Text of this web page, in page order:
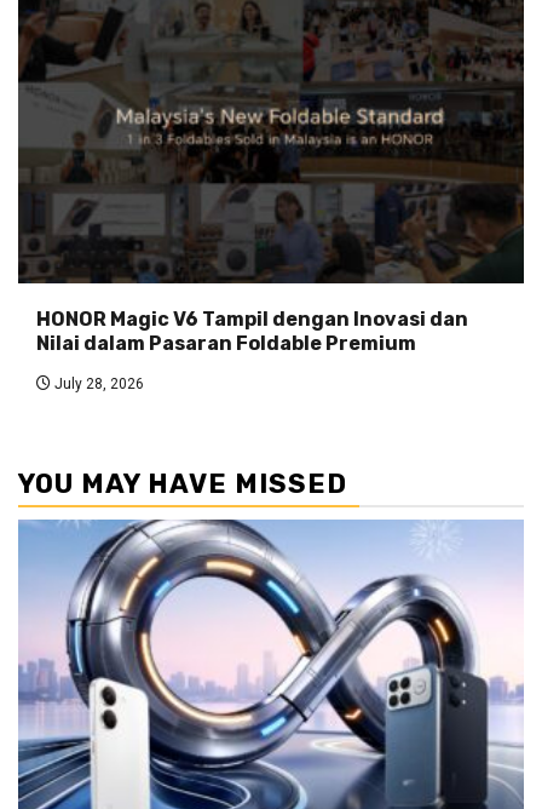
HONOR Magic V6 Tampil dengan Inovasi dan
Nilai dalam Pasaran Foldable Premium
July 28, 2026
YOU MAY HAVE MISSED